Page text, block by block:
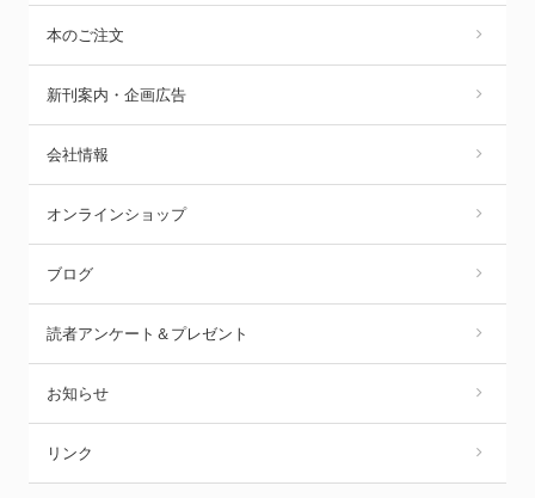
本のご注文
新刊案内・企画広告
会社情報
オンラインショップ
ブログ
読者アンケート＆プレゼント
お知らせ
リンク